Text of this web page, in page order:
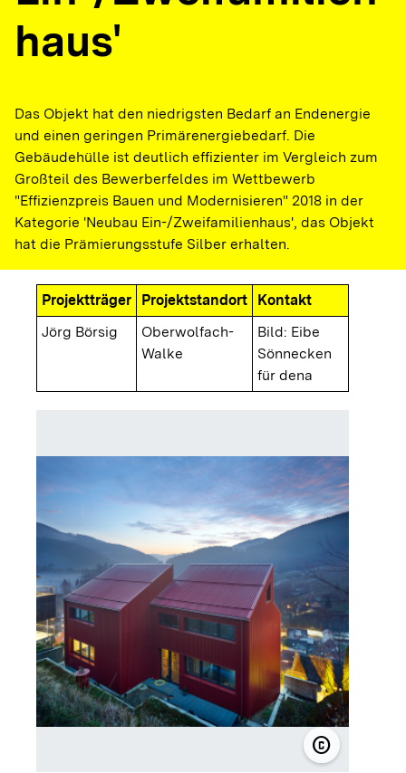
haus'
Das Objekt hat den niedrigsten Bedarf an Endenergie
und einen geringen Primärenergiebedarf. Die
Gebäudehülle ist deutlich effizienter im Vergleich zum
Großteil des Bewerberfeldes im Wettbewerb
"Effizienzpreis Bauen und Modernisieren" 2018 in der
Kategorie 'Neubau Ein-/Zweifamilienhaus', das Objekt
hat die Prämierungsstufe Silber erhalten.
Projektträger Projektstandort
Kontakt
Jörg Börsig
Oberwolfach-
Walke
Bild: Eibe
Sönnecken
für dena
copyright© Eibe